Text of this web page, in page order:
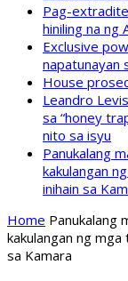
Pag-
hiniling na ng
Exclusive
napatunayan
House
Leandro
sa “honey
nito sa isyu
Panukalang
kakulangan
inihain sa
Home Panukalang
kakulangan ng
sa Kamara